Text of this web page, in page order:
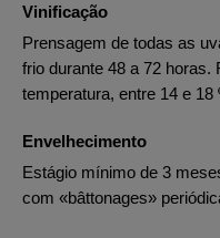
Vinificação
Prensagem de todas as
frio durante 48 a 72 horas.
temperatura, entre 14 e 18
Envelhecimento
Estágio mínimo de 3
com «bâttonages»